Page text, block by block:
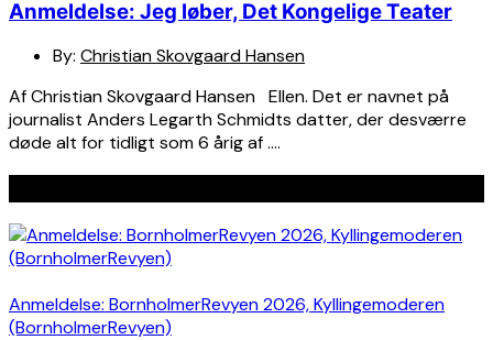
Anmeldelse: Jeg løber, Det Kongelige Teater
By: Christian Skovgaard Hansen
Af Christian Skovgaard Hansen Ellen. Det er navnet på
journalist Anders Legarth Schmidts datter, der desværre
døde alt for tidligt som 6 årig af ….
Anmeldelse: BornholmerRevyen 2026, Kyllingemoderen
(BornholmerRevyen)